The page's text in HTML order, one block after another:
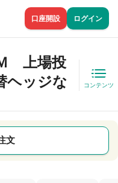
口座開設 ログイン
上場投
ヘッジな
コンテンツ
文